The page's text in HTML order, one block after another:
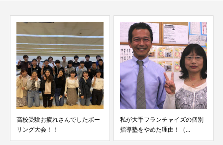
んでしたボー
私が大手フランチャイズの個別
指導塾をやめた理由！（...
読解力を伸ばしたい
適な武器が速聴読で